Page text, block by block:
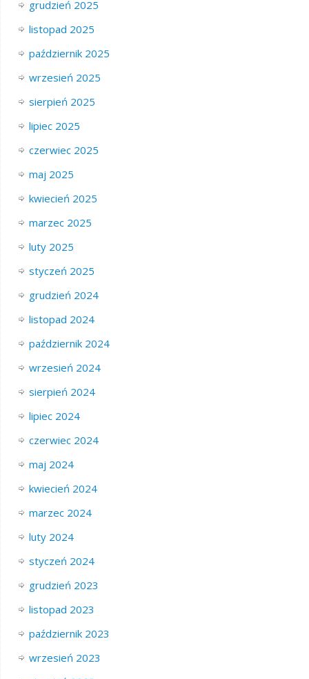
grudzień 2025
listopad 2025
październik 2025
wrzesień 2025
sierpień 2025
lipiec 2025
czerwiec 2025
maj 2025
kwiecień 2025
marzec 2025
luty 2025
styczeń 2025
grudzień 2024
listopad 2024
październik 2024
wrzesień 2024
sierpień 2024
lipiec 2024
czerwiec 2024
maj 2024
kwiecień 2024
marzec 2024
luty 2024
styczeń 2024
grudzień 2023
listopad 2023
październik 2023
wrzesień 2023